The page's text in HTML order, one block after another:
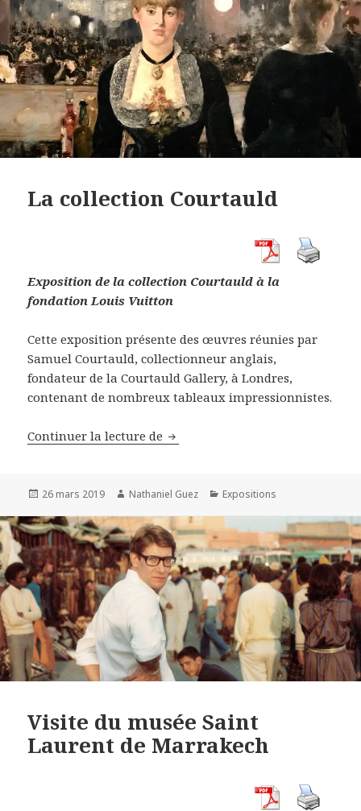
La collection Courtauld
Exposition de la collection Courtauld à la
fondation Louis Vuitton
Cette exposition présente des œuvres réunies par
Samuel Courtauld, collectionneur anglais,
fondateur de la Courtauld Gallery, à Londres,
contenant de nombreux tableaux impressionnistes.
Continuer la lecture de La collection Courtauld
Publié
26 mars 2019 Auteur
Nathaniel Guez Catégories
Expositions
Visite du musée Saint
Laurent de Marrakech